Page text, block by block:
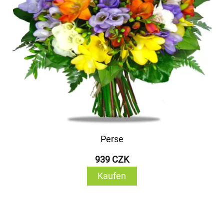
Perse
939 CZK
Kaufen